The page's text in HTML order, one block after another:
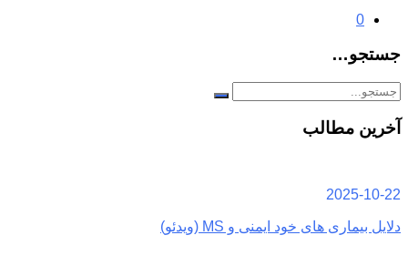
0
جستجو…
آخرین مطالب
2025-10-22
دلایل بیماری های خود ایمنی و MS (ویدئو)